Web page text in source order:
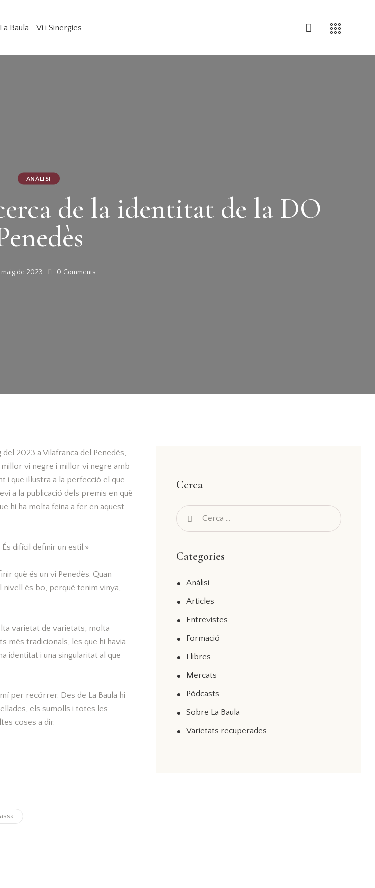
ANÀLISI
de la identitat de la DO
de 2023 0 Comments
2023 a Vilafranca del Penedès,
vi negre i millor vi negre amb
que il·lustra a la perfecció el que
a la publicació dels premis en què
hi ha molta feina a fer en aquest
difícil definir un estil.»
què és un vi Penedès. Quan
nivell és bo, perquè tenim vinya,
varietat de varietats, molta
més tradicionals, les que hi havia
identitat i una singularitat al que
per recórrer. Des de La Baula hi
els sumolls i totes les
coses a dir.
Cerca
Categories
Anàlisi
Articles
Entrevistes
Formació
Llibres
Mercats
Pòdcasts
Sobre La Baula
Varietats recuperades